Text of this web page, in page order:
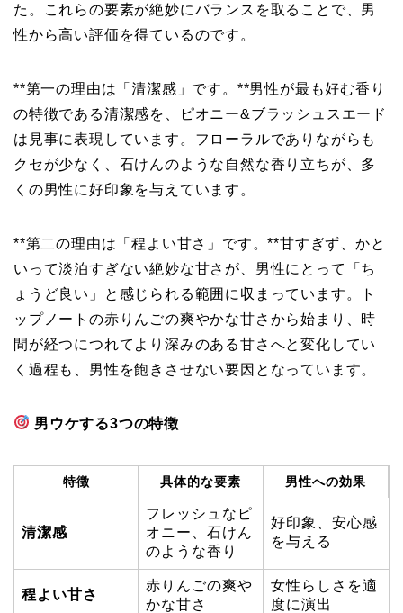
た。これらの要素が絶妙にバランスを取ることで、男
性から高い評価を得ているのです。
**第一の理由は「清潔感」です。**男性が最も好む香り
の特徴である清潔感を、ピオニー&ブラッシュスエード
は見事に表現しています。フローラルでありながらも
クセが少なく、石けんのような自然な香り立ちが、多
くの男性に好印象を与えています。
**第二の理由は「程よい甘さ」です。**甘すぎず、かと
いって淡泊すぎない絶妙な甘さが、男性にとって「ち
ょうど良い」と感じられる範囲に収まっています。ト
ップノートの赤りんごの爽やかな甘さから始まり、時
間が経つにつれてより深みのある甘さへと変化してい
く過程も、男性を飽きさせない要因となっています。
男ウケする3つの特徴
特徴 具体的な要素 男性への効果
清潔感
フレッシュなピ
オニー、石けん
のような香り
好印象、安心感
を与える
程よい甘さ
赤りんごの爽や
かな甘さ
女性らしさを適
度に演出